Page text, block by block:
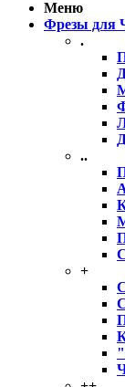
Меню
Фрезы для
.
..
+